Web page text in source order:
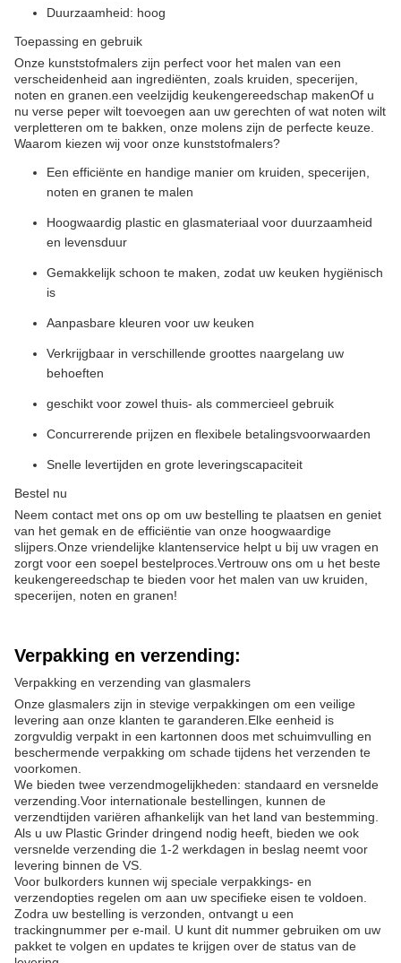
Duurzaamheid: hoog
Toepassing en gebruik
Onze kunststofmalers zijn perfect voor het malen van een
verscheidenheid aan ingrediënten, zoals kruiden, specerijen,
noten en granen.een veelzijdig keukengereedschap makenOf u
nu verse peper wilt toevoegen aan uw gerechten of wat noten wilt
verpletteren om te bakken, onze molens zijn de perfecte keuze.
Waarom kiezen wij voor onze kunststofmalers?
Een efficiënte en handige manier om kruiden, specerijen,
noten en granen te malen
Hoogwaardig plastic en glasmateriaal voor duurzaamheid
en levensduur
Gemakkelijk schoon te maken, zodat uw keuken hygiënisch
is
Aanpasbare kleuren voor uw keuken
Verkrijgbaar in verschillende groottes naargelang uw
behoeften
geschikt voor zowel thuis- als commercieel gebruik
Concurrerende prijzen en flexibele betalingsvoorwaarden
Snelle levertijden en grote leveringscapaciteit
Bestel nu
Neem contact met ons op om uw bestelling te plaatsen en geniet
van het gemak en de efficiëntie van onze hoogwaardige
slijpers.Onze vriendelijke klantenservice helpt u bij uw vragen en
zorgt voor een soepel bestelproces.Vertrouw ons om u het beste
keukengereedschap te bieden voor het malen van uw kruiden,
specerijen, noten en granen!
Verpakking en verzending:
Verpakking en verzending van glasmalers
Onze glasmalers zijn in stevige verpakkingen om een veilige
levering aan onze klanten te garanderen.Elke eenheid is
zorgvuldig verpakt in een kartonnen doos met schuimvulling en
beschermende verpakking om schade tijdens het verzenden te
voorkomen.
We bieden twee verzendmogelijkheden: standaard en versnelde
verzending.Voor internationale bestellingen, kunnen de
verzendtijden variëren afhankelijk van het land van bestemming.
Als u uw Plastic Grinder dringend nodig heeft, bieden we ook
versnelde verzending die 1-2 werkdagen in beslag neemt voor
levering binnen de VS.
Voor bulkorders kunnen wij speciale verpakkings- en
verzendopties regelen om aan uw specifieke eisen te voldoen.
Zodra uw bestelling is verzonden, ontvangt u een
trackingnummer per e-mail. U kunt dit nummer gebruiken om uw
pakket te volgen en updates te krijgen over de status van de